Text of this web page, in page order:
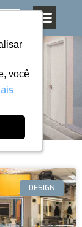
você
você
DESIGN